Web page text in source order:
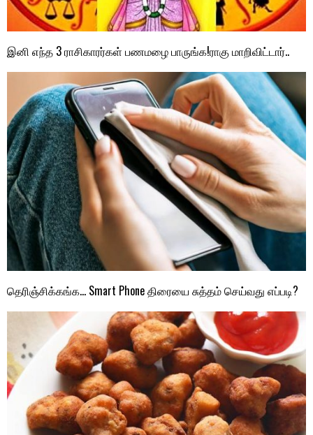
இனி எந்த 3 ராசிகாரர்கள் பணமழை பாருங்க!ராகு மாறிவிட்டார்..
தெரிஞ்சிக்கங்க… Smart Phone திரையை சுத்தம் செய்வது எப்படி?